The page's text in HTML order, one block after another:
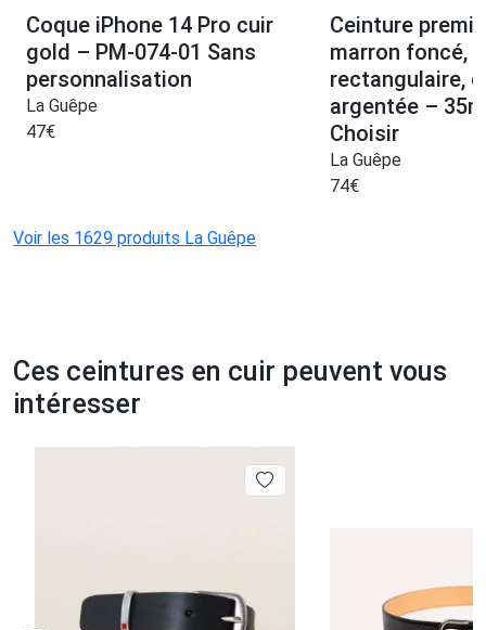
Coque iPhone 14 Pro cuir
gold – PM-074-01 Sans
personnalisation
La Guêpe
47€
Ceinture
marron foncé,
rectangulaire,
argentée –
Choisir
La Guêpe
74€
Voir les 1629 produits La Guêpe
Ces ceintures en cuir peuvent vous
intéresser